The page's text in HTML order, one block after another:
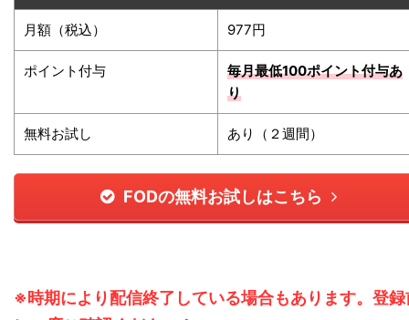
月額（税込） 977円
ポイント付与 毎月最低100ポイント付与あ
り
無料お試し あり（２週間）
FODの無料お試しはこちら
※時期により配信終了している場合もあります。登録